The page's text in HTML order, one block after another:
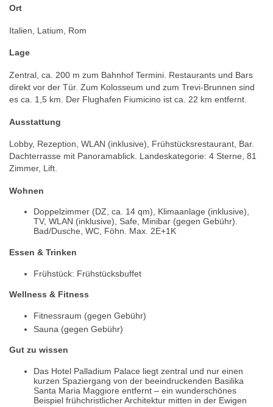
Ort
Italien, Latium, Rom
Lage
Zentral, ca. 200 m zum Bahnhof Termini. Restaurants und Bars
direkt vor der Tür. Zum Kolosseum und zum Trevi-Brunnen sind
es ca. 1,5 km. Der Flughafen Fiumicino ist ca. 22 km entfernt.
Ausstattung
Lobby, Rezeption, WLAN (inklusive), Frühstücksrestaurant, Bar.
Dachterrasse mit Panoramablick. Landeskategorie: 4 Sterne, 81
Zimmer, Lift.
Wohnen
Doppelzimmer (DZ, ca. 14 qm), Klimaanlage (inklusive),
TV, WLAN (inklusive), Safe, Minibar (gegen Gebühr).
Bad/Dusche, WC, Föhn. Max. 2E+1K
Essen & Trinken
Frühstück: Frühstücksbuffet
Wellness & Fitness
Fitnessraum (gegen Gebühr)
Sauna (gegen Gebühr)
Gut zu wissen
Das Hotel Palladium Palace liegt zentral und nur einen
kurzen Spaziergang von der beeindruckenden Basilika
Santa Maria Maggiore entfernt – ein wunderschönes
Beispiel frühchristlicher Architektur mitten in der Ewigen